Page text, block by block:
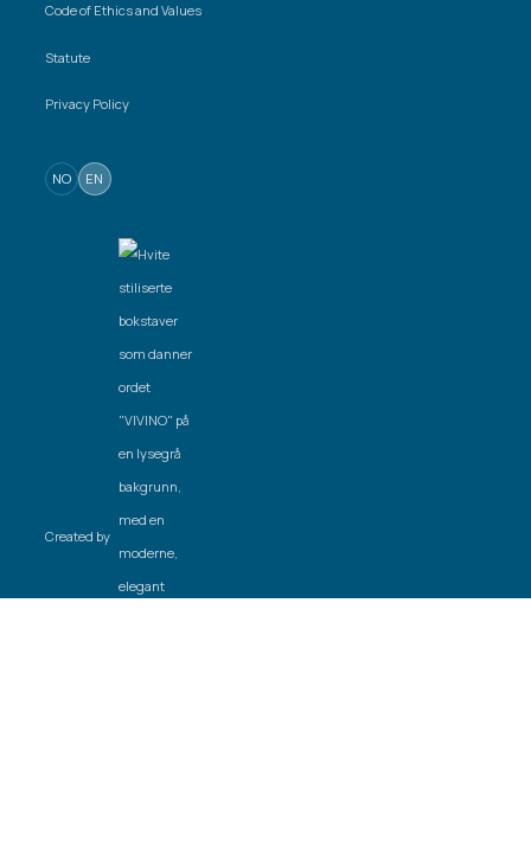
Code of Ethics and Values
Statute
Privacy Policy
NO EN
Created by